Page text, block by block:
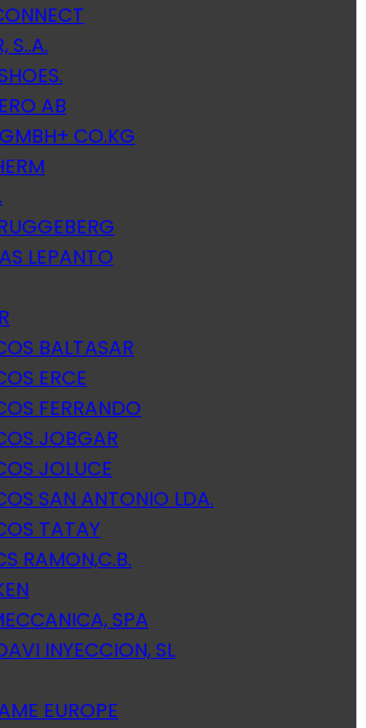
S..A.
AB
CO.KG
LEPANTO
BALTASAR
ERCE
FERRANDO
JOBGAR
JOLUCE
SAN ANTONIO LDA.
TATAY
RAMON,C.B.
SPA
INYECCION, SL
EUROPE